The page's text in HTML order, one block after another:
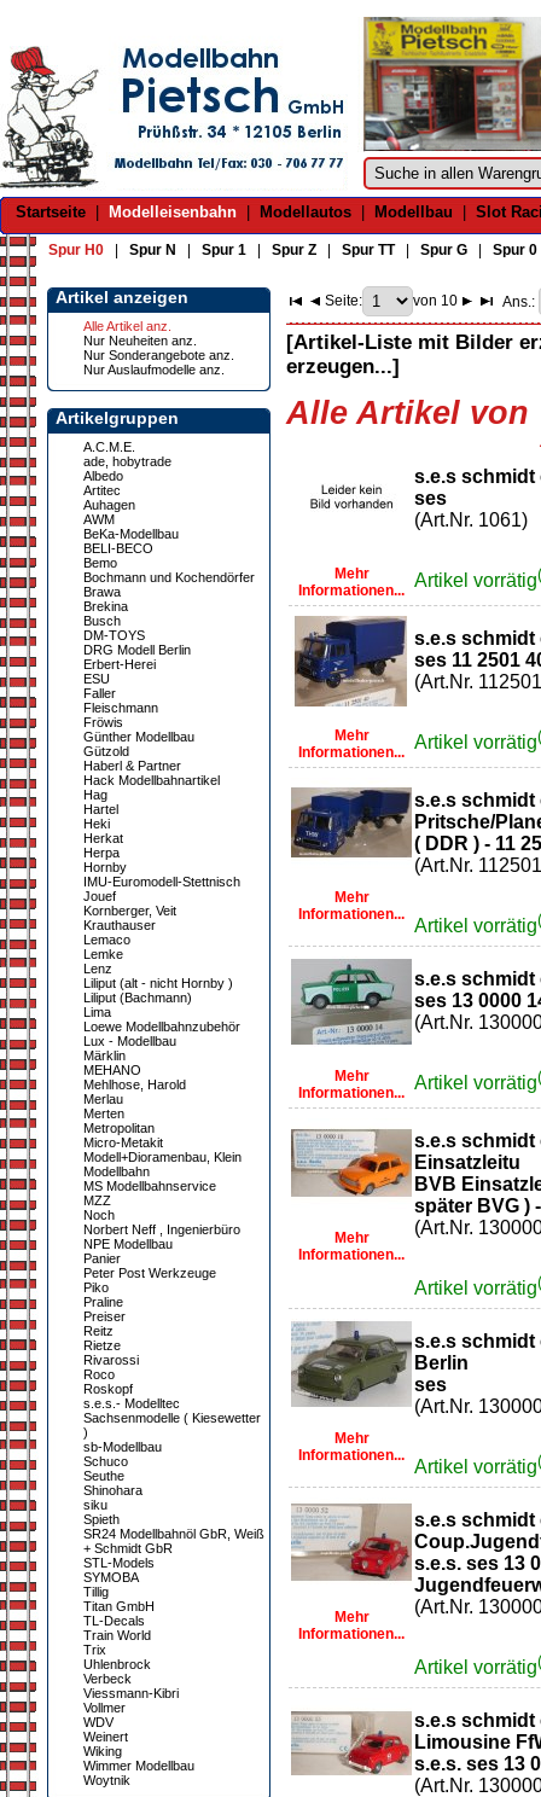
Startseite Modelleisenbahn Modellautos Modellbau Slot
Spur H0 Spur N Spur 1 Spur Z Spur TT| Spur G Spur 0
Artikel anzeigen
Alle Artikel anz.
Nur Neuheiten anz.
Nur Sonderangebote anz.
Nur Auslaufmodelle anz.
Artikelgruppen
A.C.M.E.
ade, hobytrade
Albedo
Artitec
Auhagen
AWM
BeKa-Modellbau
BELI-BECO
Bemo
Bochmann und Kochendörfer
Brawa
Brekina
Busch
DM-TOYS
DRG Modell Berlin
Erbert-Herei
ESU
Faller
Fleischmann
Fröwis
Günther Modellbau
Gützold
Haberl & Partner
Hack Modellbahnartikel
Hag
Hartel
Heki
Herkat
Herpa
Hornby
IMU-Euromodell-Stettnisch
Jouef
Kornberger, Veit
Krauthauser
Lemaco
Lemke
Lenz
Liliput (alt - nicht Hornby )
Liliput (Bachmann)
Lima
Loewe Modellbahnzubehör
Lux - Modellbau
Märklin
MEHANO
Mehlhose, Harold
Merlau
Merten
Metropolitan
Micro-Metakit
Modell+Dioramenbau, Klein
Modellbahn
MS Modellbahnservice
MZZ
Noch
Norbert Neff , Ingenierbüro
NPE Modellbau
Panier
Peter Post Werkzeuge
Piko
Praline
Preiser
Reitz
Rietze
Rivarossi
Roco
Roskopf
s.e.s.- Modelltec
Sachsenmodelle ( Kiesewetter
)
sb-Modellbau
Schuco
Seuthe
Shinohara
siku
Spieth
SR24 Modellbahnöl GbR, Weiß
+ Schmidt GbR
STL-Models
SYMOBA
Tillig
Titan GmbH
TL-Decals
Train World
Trix
Uhlenbrock
Verbeck
Viessmann-Kibri
Vollmer
WDV
Weinert
Wiking
Wimmer Modellbau
Woytnik
Seite: von 10 Ans.:
[Artikel-Liste mit Bilder
erzeugen...]
Alle Artikel von
Mehr
Informationen...
s.e.s schmidt
ses
(Art.Nr. 1061)
Artikel vorrätig
Mehr
Informationen...
s.e.s schmidt
ses 11 2501
(Art.Nr.
Artikel vorrätig
Mehr
Informationen...
s.e.s schmidt
Pritsche/
( DDR ) - 11
(Art.Nr.
Artikel vorrätig
Mehr
Informationen...
s.e.s schmidt
ses 13 0000
(Art.Nr.
Artikel vorrätig
Mehr
Informationen...
s.e.s schmidt
Einsatzleitu
BVB
später BVG )
(Art.Nr.
Artikel vorrätig
Mehr
Informationen...
s.e.s schmidt
Berlin
ses
(Art.Nr.
Artikel vorrätig
Mehr
Informationen...
s.e.s schmidt
s.e.s. ses 13
(Art.Nr.
Artikel vorrätig
s.e.s schmidt
Limousine
s.e.s. ses 13
(Art.Nr.